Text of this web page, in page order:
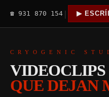
☎ 931 870 154 | ▶
CRYOGENIC
VIDEOCLIPS
QUE DEJAN